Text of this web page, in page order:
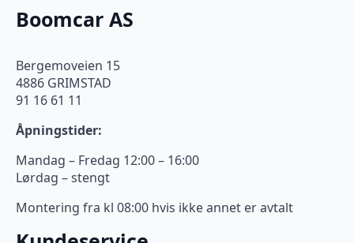
Boomcar AS
Bergemoveien 15
4886 GRIMSTAD
91 16 61 11
Åpningstider:
Mandag – Fredag 12:00 – 16:00
Lørdag – stengt
Montering fra kl 08:00 hvis ikke annet er avtalt